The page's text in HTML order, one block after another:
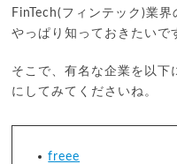
FinTech(フィンテック)業
やっぱり知っておきたいで
そこで、有名な企業を以下
にしてみてくださいね。
freee